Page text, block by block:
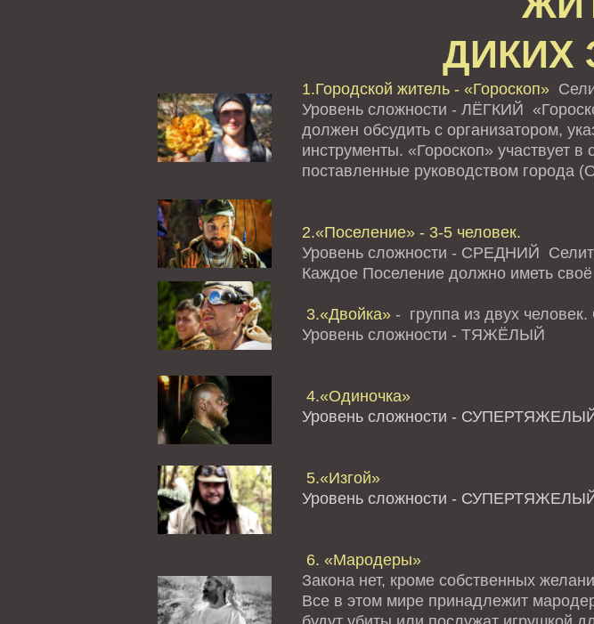
ДИКИХ
1.Городской житель - «Гороскоп»
Уровень сложности - ЛЁГКИЙ
должен обсудить с организатором,
инструменты. «Гороскоп» участвует
поставленные руководством города
2.«Поселение» - 3-5 человек.
Уровень сложности - СРЕДНИЙ
Каждое Поселение должно иметь своё
3.«Двойка»- группа из двух человек.
Уровень сложности - ТЯЖЁЛЫЙ
4.«Одиночка»
Уровень сложности - СУПЕРТЯЖЕЛЫЙ
5.«Изгой»
Уровень сложности -
6. «Мародеры»
Закона нет, кроме собственных
Все в этом мире принадлежит